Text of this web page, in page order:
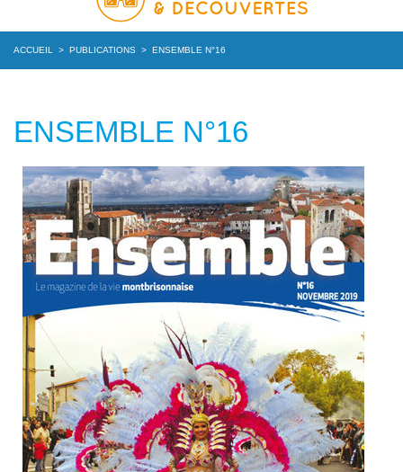
ACCUEIL > PUBLICATIONS > ENSEMBLE N°16
ENSEMBLE N°16